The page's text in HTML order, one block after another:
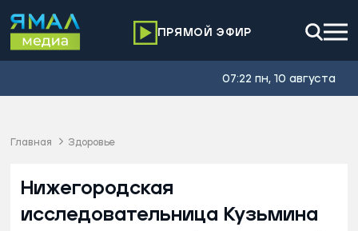
ПРЯМОЙ ЭФИР
07:22 пн, 10 августа
Главная Здоровье
Нижегородская
исследовательница Кузьмина